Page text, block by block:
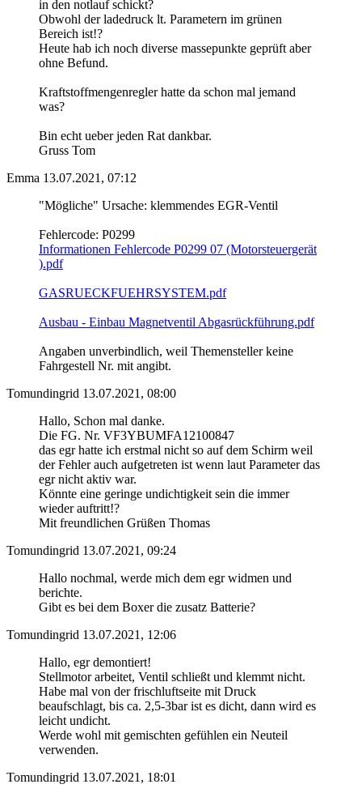
in den notlauf schickt?
Obwohl der ladedruck lt. Parametern im grünen
Bereich ist!?
Heute hab ich noch diverse massepunkte geprüft aber
ohne Befund.
Kraftstoffmengenregler hatte da schon mal jemand
was?
Bin echt ueber jeden Rat dankbar.
Gruss Tom
Emma 13.07.2021, 07:12
"Mögliche" Ursache: klemmendes EGR-Ventil
Fehlercode: P0299
Informationen Fehlercode P0299 07 (Motorsteuergerät
).pdf
GASRUECKFUEHRSYSTEM.pdf
Ausbau - Einbau Magnetventil Abgasrückführung.pdf
Angaben unverbindlich, weil Themensteller keine
Fahrgestell Nr. mit angibt.
Tomundingrid 13.07.2021, 08:00
Hallo, Schon mal danke.
Die FG. Nr. VF3YBUMFA12100847
das egr hatte ich erstmal nicht so auf dem Schirm weil
der Fehler auch aufgetreten ist wenn laut Parameter das
egr nicht aktiv war.
Könnte eine geringe undichtigkeit sein die immer
wieder auftritt!?
Mit freundlichen Grüßen Thomas
Tomundingrid 13.07.2021, 09:24
Hallo nochmal, werde mich dem egr widmen und
berichte.
Gibt es bei dem Boxer die zusatz Batterie?
Tomundingrid 13.07.2021, 12:06
Hallo, egr demontiert!
Stellmotor arbeitet, Ventil schließt und klemmt nicht.
Habe mal von der frischluftseite mit Druck
beaufschlagt, bis ca. 2,5-3bar ist es dicht, dann wird es
leicht undicht.
Werde wohl mit gemischten gefühlen ein Neuteil
verwenden.
Tomundingrid 13.07.2021, 18:01